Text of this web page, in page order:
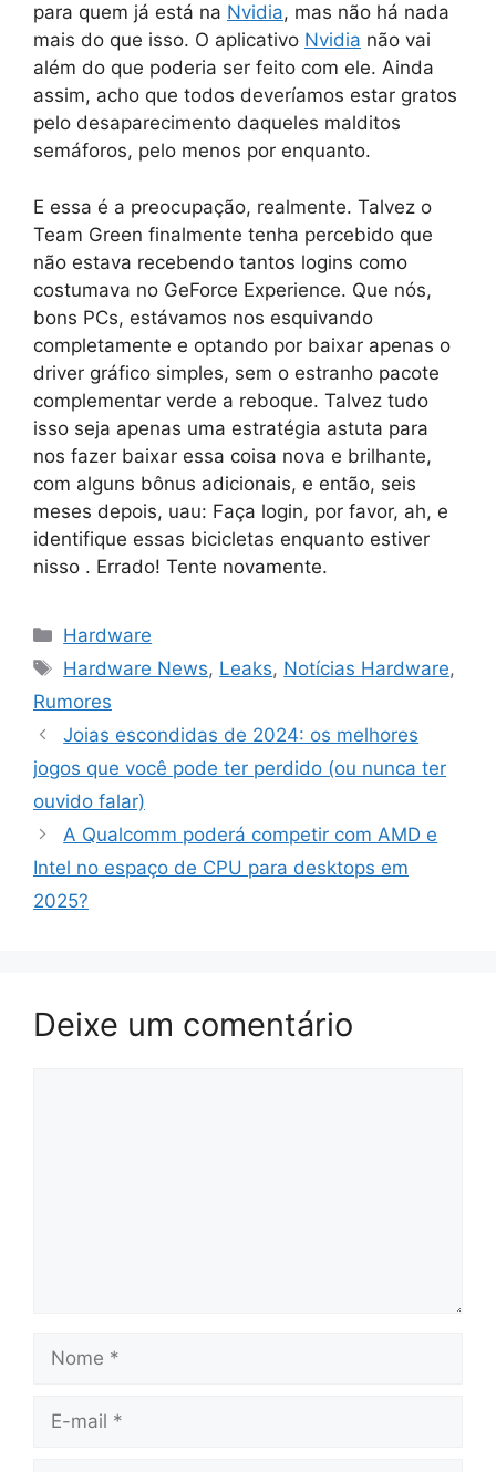
para quem já está na Nvidia, mas não há nada
mais do que isso. O aplicativo Nvidia não vai
além do que poderia ser feito com ele. Ainda
assim, acho que todos deveríamos estar gratos
pelo desaparecimento daqueles malditos
semáforos, pelo menos por enquanto.
E essa é a preocupação, realmente. Talvez o
Team Green finalmente tenha percebido que
não estava recebendo tantos logins como
costumava no GeForce Experience. Que nós,
bons PCs, estávamos nos esquivando
completamente e optando por baixar apenas o
driver gráfico simples, sem o estranho pacote
complementar verde a reboque. Talvez tudo
isso seja apenas uma estratégia astuta para
nos fazer baixar essa coisa nova e brilhante,
com alguns bônus adicionais, e então, seis
meses depois, uau: Faça login, por favor, ah, e
identifique essas bicicletas enquanto estiver
nisso . Errado! Tente novamente.
Categorias
Hardware
Tags
Hardware News, Leaks, Notícias Hardware,
Rumores
Joias escondidas de 2024: os melhores
jogos que você pode ter perdido (ou nunca ter
ouvido falar)
A Qualcomm poderá competir com AMD e
Intel no espaço de CPU para desktops em
2025?
Deixe um comentário
mail